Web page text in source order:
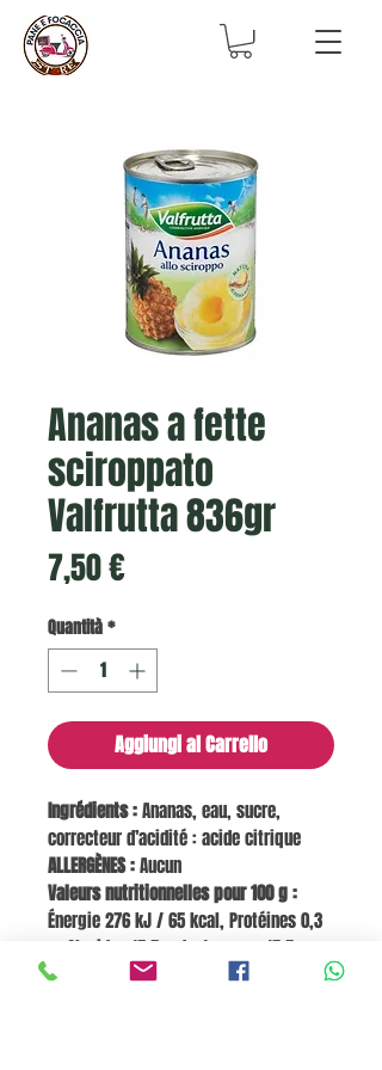
Ananas a fette
sciroppato
Valfrutta 836gr
7,50 €Prezzo
Quantità*
Aggiungi al Carrello
Ingrédients :Ananas, eau, sucre,
correcteur d’acidité : acide citrique
ALLERGÈNES :Aucun
Valeurs nutritionnelles pour 100 g :
Énergie 276 kJ / 65 kcal, Protéines 0,3
g, Glucides 15,5 g dont sucres 15,5 g,
Matières grasses 0,0 g dont saturés 0,0